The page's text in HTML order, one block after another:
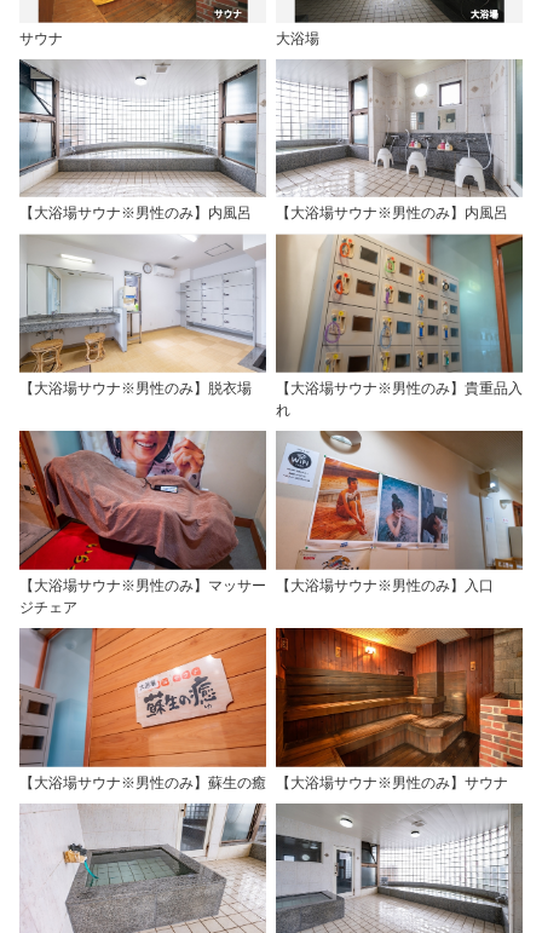
サウナ 大浴場
【大浴場サウナ※男性のみ】内風呂 【大浴場サウナ※男性のみ】内風呂
【大浴場サウナ※男性のみ】脱衣場
【大浴場サウナ※男性のみ】貴重品入
れ
【大浴場サウナ※男性のみ】マッサー
ジチェア
【大浴場サウナ※男性のみ】入口
【大浴場サウナ※男性のみ】蘇生の癒 【大浴場サウナ※男性のみ】サウナ